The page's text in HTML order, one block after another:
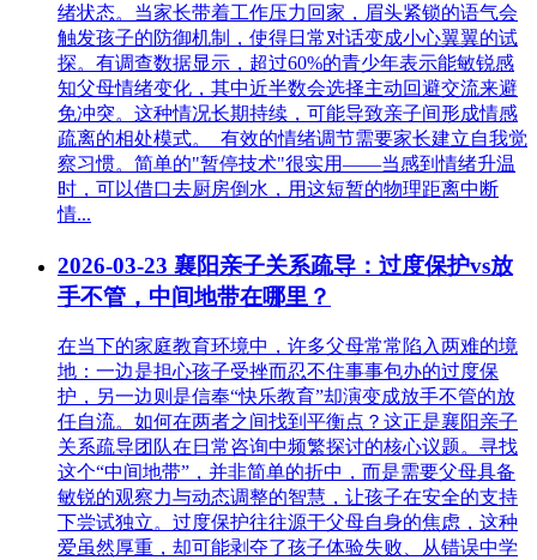
绪状态。当家长带着工作压力回家，眉头紧锁的语气会
触发孩子的防御机制，使得日常对话变成小心翼翼的试
探。有调查数据显示，超过60%的青少年表示能敏锐感
知父母情绪变化，其中近半数会选择主动回避交流来避
免冲突。这种情况长期持续，可能导致亲子间形成情感
疏离的相处模式。 有效的情绪调节需要家长建立自我觉
察习惯。简单的"暂停技术"很实用——当感到情绪升温
时，可以借口去厨房倒水，用这短暂的物理距离中断
情...
2026-03-23 襄阳亲子关系疏导：过度保护vs放
手不管，中间地带在哪里？
在当下的家庭教育环境中，许多父母常常陷入两难的境
地：一边是担心孩子受挫而忍不住事事包办的过度保
护，另一边则是信奉“快乐教育”却演变成放手不管的放
任自流。如何在两者之间找到平衡点？这正是襄阳亲子
关系疏导团队在日常咨询中频繁探讨的核心议题。寻找
这个“中间地带”，并非简单的折中，而是需要父母具备
敏锐的观察力与动态调整的智慧，让孩子在安全的支持
下尝试独立。过度保护往往源于父母自身的焦虑，这种
爱虽然厚重，却可能剥夺了孩子体验失败、从错误中学